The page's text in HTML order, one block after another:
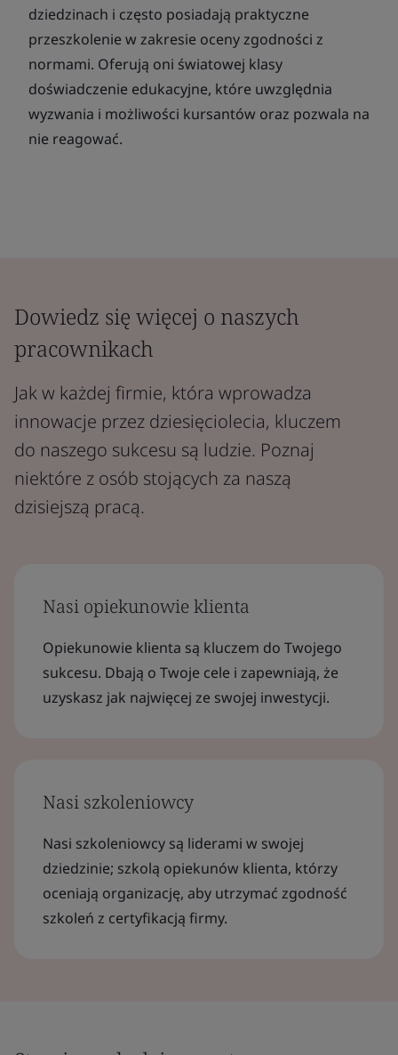
dziedzinach i często posiadają praktyczne
przeszkolenie w zakresie oceny zgodności z
normami. Oferują oni światowej klasy
doświadczenie edukacyjne, które uwzględnia
wyzwania i możliwości kursantów oraz pozwala na
nie reagować.
Dowiedz się więcej o naszych
pracownikach
Jak w każdej firmie, która wprowadza
innowacje przez dziesięciolecia, kluczem
do naszego sukcesu są ludzie. Poznaj
niektóre z osób stojących za naszą
dzisiejszą pracą.
Nasi opiekunowie klienta
Opiekunowie klienta są kluczem do Twojego
sukcesu. Dbają o Twoje cele i zapewniają, że
uzyskasz jak najwięcej ze swojej inwestycji.
Nasi szkoleniowcy
Nasi szkoleniowcy są liderami w swojej
dziedzinie; szkolą opiekunów klienta, którzy
oceniają organizację, aby utrzymać zgodność
szkoleń z certyfikacją firmy.